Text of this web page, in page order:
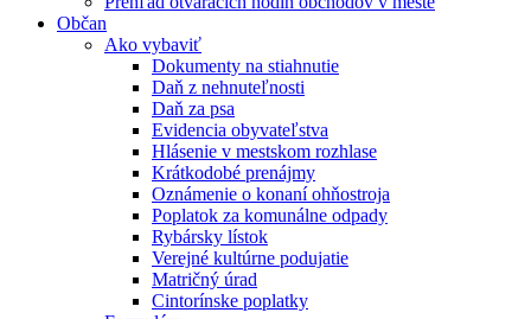
Občan
Ako vybaviť
Dokumenty na stiahnutie
Daň z nehnuteľnosti
Daň za psa
Evidencia obyvateľstva
Hlásenie v mestskom rozhlase
Krátkodobé prenájmy
Oznámenie o konaní ohňostroja
Poplatok za komunálne odpady
Rybársky lístok
Verejné kultúrne podujatie
Matričný úrad
Cintorínske poplatky